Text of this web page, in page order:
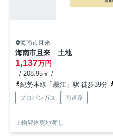
海南市且来
海南市且来 土地
1,137万円
- / 208.95㎡ / -
紀勢本線「黒江」駅 徒歩39分
プロパンガス 南道路
上物解体更地渡し